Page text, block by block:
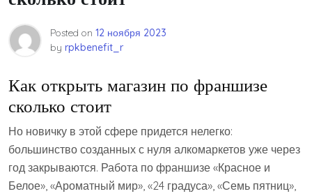
Posted on 12 ноября 2023
by rpkbenefit_r
Как открыть магазин по франшизе
сколько стоит
Но новичку в этой сфере придется нелегко:
большинство созданных с нуля алкомаркетов уже через
год закрываются. Работа по франшизе «Красное и
Белое», «Ароматный мир», «24 градуса», «Семь пятниц»,